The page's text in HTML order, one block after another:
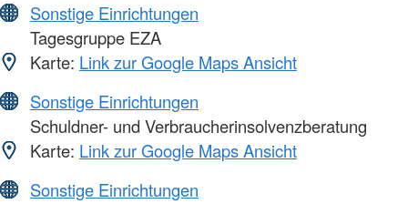
Sonstige Einrichtungen
Tagesgruppe EZA
Karte: Link zur Google Maps Ansicht
Sonstige Einrichtungen
Schuldner- und Verbraucherinsolvenzberatung
Karte: Link zur Google Maps Ansicht
Sonstige Einrichtungen